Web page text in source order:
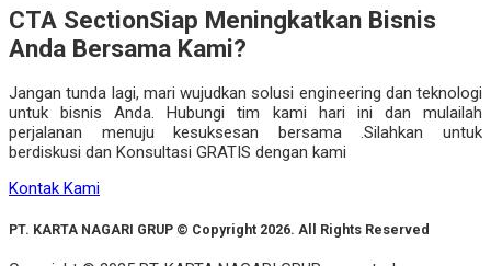
CTA SectionSiap Meningkatkan Bisnis
Anda Bersama Kami?
Jangan tunda lagi, mari wujudkan solusi engineering dan teknologi
untuk bisnis Anda. Hubungi tim kami hari ini dan mulailah
perjalanan menuju kesuksesan bersama .Silahkan untuk
berdiskusi dan Konsultasi GRATIS dengan kami
Kontak Kami
PT. KARTA NAGARI GRUP © Copyright 2026. All Rights Reserved